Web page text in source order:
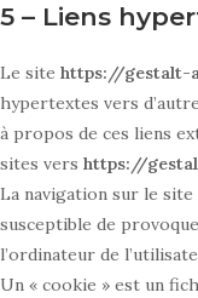
5 – Liens
Le site https://gestalt-
hypertextes vers
à propos de ces liens
sites vers https://
La navigation sur le site
susceptible de
l’ordinateur de
Un « cookie » est un